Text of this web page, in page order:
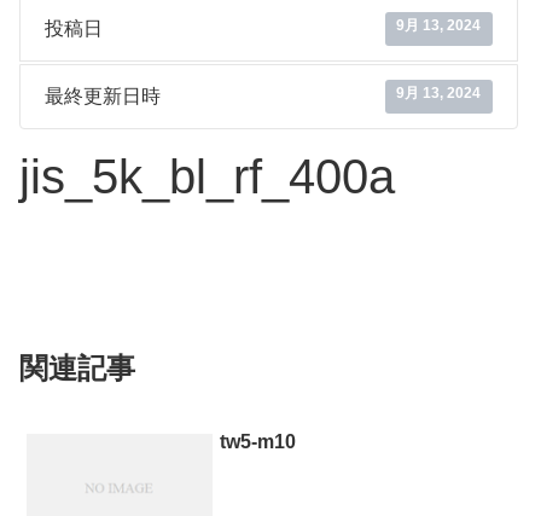
投稿日 9月 13, 2024
最終更新日時 9月 13, 2024
jis_5k_bl_rf_400a
関連記事
tw5-m10